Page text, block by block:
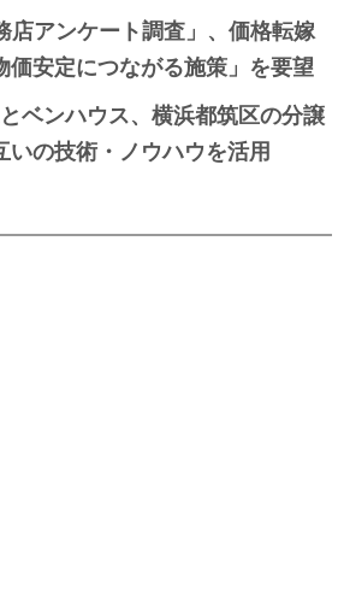
店アンケート調査」、価格転嫁
価安定につながる施策」を要望
ベンハウス、横浜都筑区の分譲
いの技術・ノウハウを活用